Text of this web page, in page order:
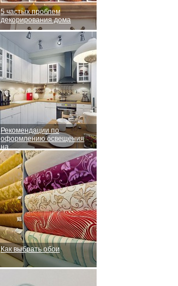
5 частых проблем
декорирования дома
Рекомендации по
оформлению освещения
на
Как выбрать обои